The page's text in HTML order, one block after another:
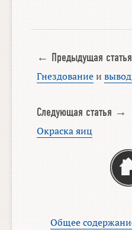
← Предыдущая статья
Гнездованиеи
Следующая статья →
Окраска яиц
Общее